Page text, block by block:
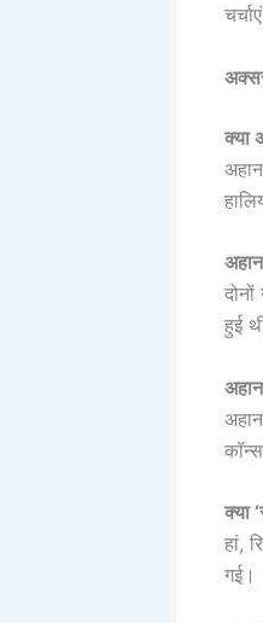
क्या
हुई
क्या
हां,
गई।